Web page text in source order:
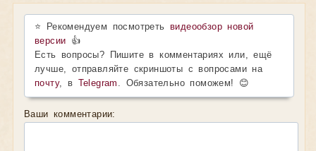
⭐ Рекомендуем посмотретьвидеообзор новой
версии 👍
Есть вопросы? Пишите в комментариях или, ещё
лучше, отправляйте скриншоты с вопросами на
почту, в Telegram . Обязательно поможем! 😊
Ваши комментарии: